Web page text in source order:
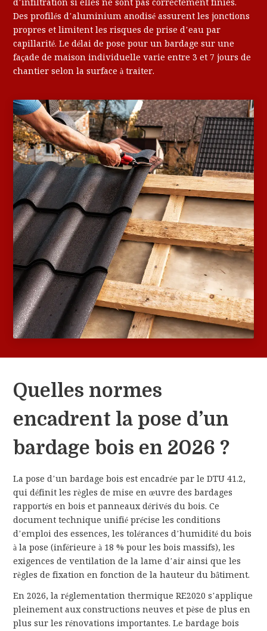
d’infiltration si elles ne sont pas correctement finies.
Des profilés d’aluminium anodisé assurent les jonctions
propres et limitent les risques de prise d’eau par
capillarité. Le délai de pose pour un bardage sur une
façade de maison individuelle varie entre 3 et 7 jours de
chantier selon la surface à traiter.
Quelles normes
encadrent la pose d’un
bardage bois en 2026 ?
La pose d’un bardage bois est encadrée par le DTU 41.2,
qui définit les règles de mise en œuvre des bardages
rapportés en bois et panneaux dérivés du bois. Ce
document technique unifié précise les conditions
d’emploi des essences, les tolérances d’humidité du bois
à la pose (inférieure à 18 % pour les bois massifs), les
exigences de ventilation de la lame d’air ainsi que les
règles de fixation en fonction de la hauteur du bâtiment.
En 2026, la réglementation thermique RE2020 s’applique
pleinement aux constructions neuves et pèse de plus en
plus sur les rénovations importantes. Le bardage bois